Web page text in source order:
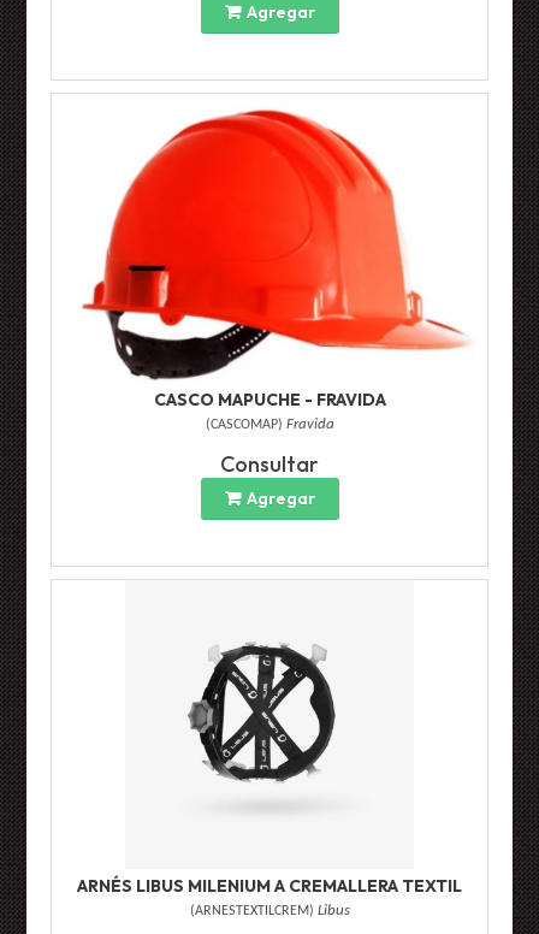
Agregar
CASCO MAPUCHE - FRAVIDA
(CASCOMAP) Fravida
Consultar
Agregar
ARNÉS LIBUS MILENIUM A CREMALLERA TEXTIL
(ARNESTEXTILCREM) Libus